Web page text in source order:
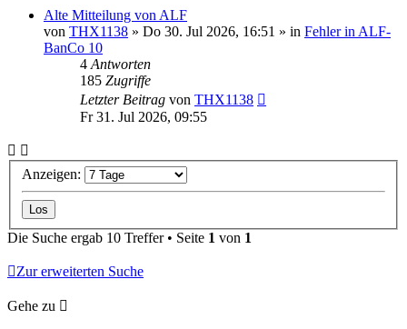
Alte Mitteilung von ALF
von THX1138 » Do 30. Jul 2026, 16:51 » in Fehler in ALF-
BanCo 10
4 Antworten
185 Zugriffe
Letzter Beitrag von THX1138
Fr 31. Jul 2026, 09:55
Anzeigen:
Die Suche ergab 10 Treffer • Seite 1 von 1
Zur erweiterten Suche
Gehe zu